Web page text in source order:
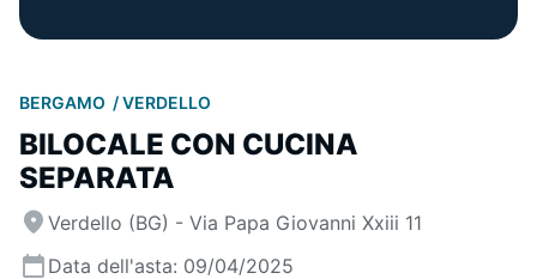
BERGAMO VERDELLO
BILOCALE CON CUCINA
SEPARATA
Verdello (BG) - Via Papa Giovanni Xxiii 11
Data dell'asta: 09/04/2025